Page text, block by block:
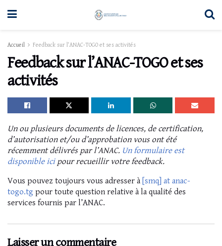
Accueil Feedback sur l’ANAC-TOGO et ses activités
Feedback sur l’ANAC-TOGO et ses
activités
Un ou plusieurs documents de licences, de certification,
d’autorisation et/ou d’approbation vous ont été
récemment délivrés par l’ANAC. Un formulaire est
disponible icipour recueillir votre feedback.
Vous pouvez toujours vous adresser à [smq] at anac-
togo.tg pour toute question relative à la qualité des
services fournis par l’ANAC.
Laisser un commentaire